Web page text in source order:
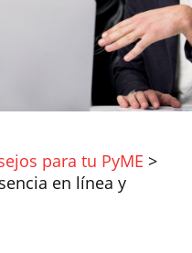
para tu PyME >
en línea y